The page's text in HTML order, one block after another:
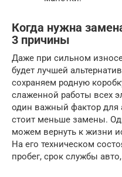
Когда нужна
3 причины
Даже при сильном
будет лучшей
сохраняем родную
слаженной работы всех
один важный фактор для
стоит меньше замены.
можем вернуть к жизни
На его техническом
пробег, срок службы